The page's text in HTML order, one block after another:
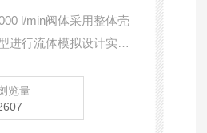
l/min阀体采用整体壳
进行流体模拟设计实现
览量